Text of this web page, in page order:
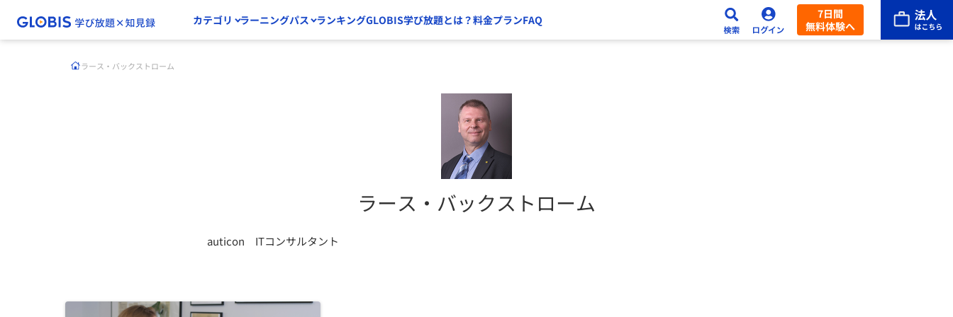
カテゴリ ラーニングパス ランキングGLOBIS学び放題とは？料金プランFAQ
7日間
無料体験へ
ラース・バックストローム
ラース・バックストローム
auticon ITコンサルタント